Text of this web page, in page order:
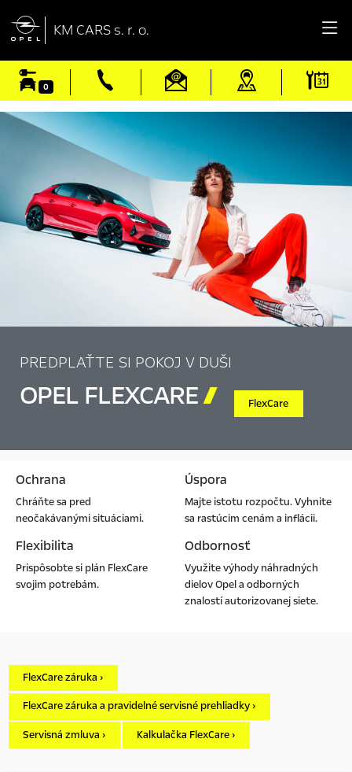
 KM CARS s. r. o.
0
PREDPLAŤTE SI POKOJ V DUŠI
OPEL FLEXCARE FlexCare
Ochrana
Chráňte sa pred
neočakávanými situáciami.
Úspora
Majte istotu rozpočtu. Vyhnite
sa rastúcim cenám a inflácii.
Flexibilita
Prispôsobte si plán FlexCare
svojim potrebám.
Odbornosť
Využite výhody náhradných
dielov Opel a odborných
znalostí autorizovanej siete.
FlexCare záruka ›
FlexCare záruka a pravidelné servisné prehliadky ›
Servisná zmluva › Kalkulačka FlexCare ›